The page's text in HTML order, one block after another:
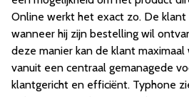
Online werkt het exact zo. De
wanneer hij zijn bestelling wil
deze manier kan de klant
vanuit een centraal gemanagede
klantgericht en efficiënt. Typhone